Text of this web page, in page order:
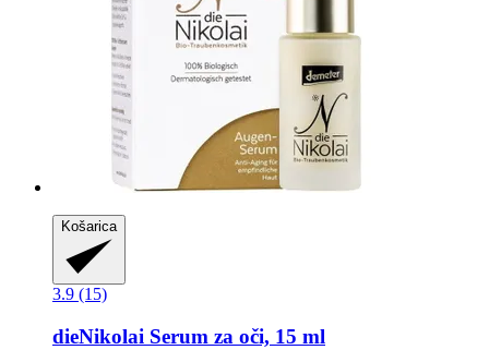
Košarica
3.9 (15)
dieNikolai Serum za oči, 15 ml